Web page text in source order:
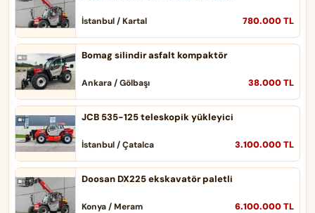
780.000 TL
İstanbul / Kartal
Bomag silindir asfalt kompaktör
38.000 TL
Ankara / Gölbaşı
JCB 535-125 teleskopik yükleyici
3.100.000 TL
İstanbul / Çatalca
Doosan DX225 ekskavatör paletli
6.100.000 TL
Konya / Meram